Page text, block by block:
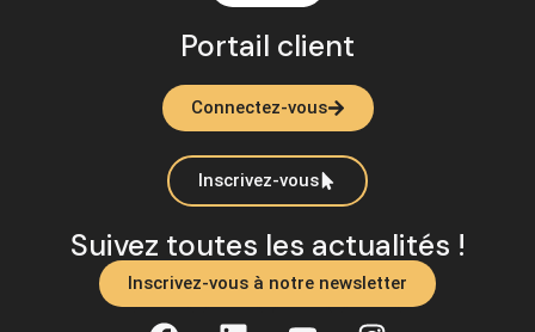
Portail client
Connectez-vous
Inscrivez-vous
Suivez toutes les actualités !
Inscrivez-vous à notre newsletter